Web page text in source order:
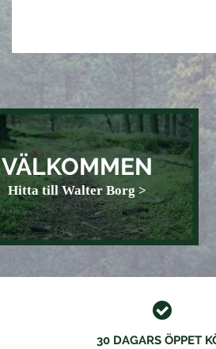
VÄLKOMMEN
Hitta till Walter Borg >
30 DAGARS ÖPPET